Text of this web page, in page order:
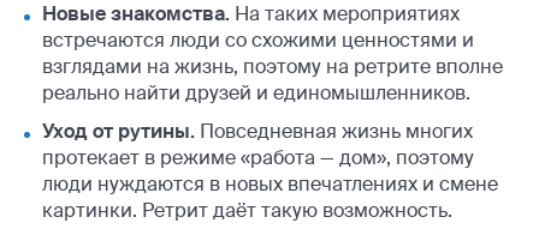
Новые знакомства. На таких мероприятиях
встречаются люди со схожими ценностями и
взглядами на жизнь, поэтому на ретрите вполне
реально найти друзей и единомышленников.
Уход от рутины. Повседневная жизнь многих
протекает в режиме «работа — дом», поэтому
люди нуждаются в новых впечатлениях и смене
картинки. Ретрит даёт такую возможность.